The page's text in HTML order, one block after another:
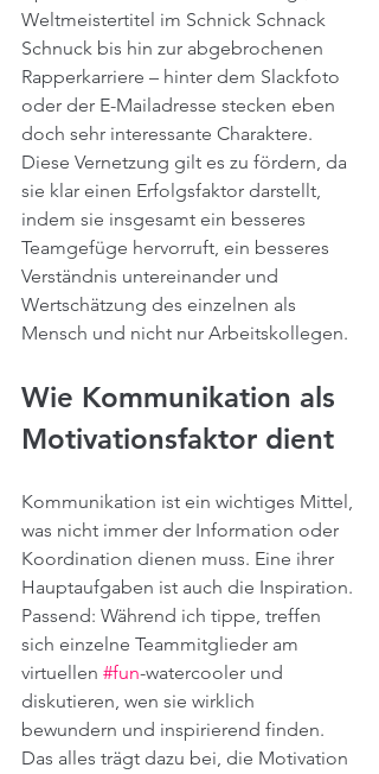
Weltmeistertitel im Schnick Schnack
Schnuck bis hin zur abgebrochenen
Rapperkarriere – hinter dem Slackfoto
oder der E-Mailadresse stecken eben
doch sehr interessante Charaktere.
Diese Vernetzung gilt es zu fördern, da
sie klar einen Erfolgsfaktor darstellt,
indem sie insgesamt ein besseres
Teamgefüge hervorruft, ein besseres
Verständnis untereinander und
Wertschätzung des einzelnen als
Mensch und nicht nur Arbeitskollegen.
Wie Kommunikation als
Motivationsfaktor dient
Kommunikation ist ein wichtiges Mittel,
was nicht immer der Information oder
Koordination dienen muss. Eine ihrer
Hauptaufgaben ist auch die Inspiration.
Passend: Während ich tippe, treffen
sich einzelne Teammitglieder am
virtuellen #fun-watercooler und
diskutieren, wen sie wirklich
bewundern und inspirierend finden.
Das alles trägt dazu bei, die Motivation